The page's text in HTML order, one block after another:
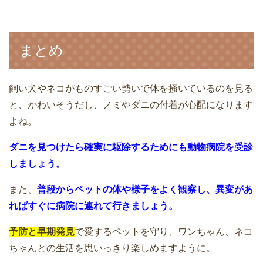
まとめ
飼い犬やネコがものすごい勢いで体を掻いているのを見る
と、かわいそうだし、ノミやダニの付着が心配になります
よね。
ダニを見つけたら確実に駆除するためにも動物病院を受診
しましょう。
また、 普段からペットの体や様子をよく観察し、異変があ
ればすぐに病院に連れて行きましょう。
予防と早期発見で愛するペットを守り、ワンちゃん、ネコ
ちゃんとの生活を思いっきり楽しめますように。